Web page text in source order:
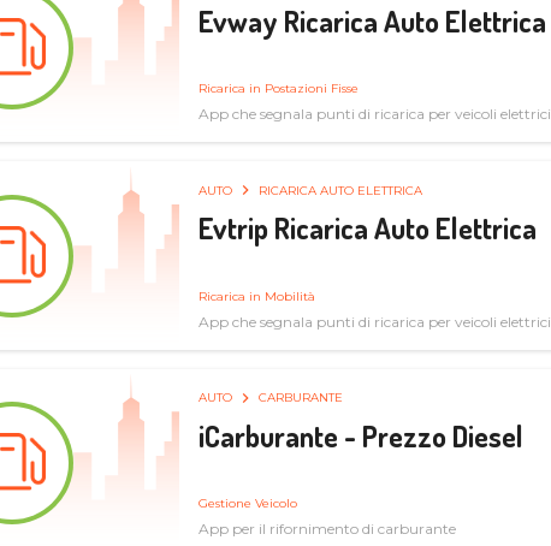
Evway Ricarica Auto Elettrica
Ricarica in Postazioni Fisse
App che segnala punti di ricarica per veicoli elettrici
AUTO RICARICA AUTO ELETTRICA
Evtrip Ricarica Auto Elettrica
Ricarica in Mobilità
App che segnala punti di ricarica per veicoli elettrici
AUTO CARBURANTE
iCarburante - Prezzo Diesel
Gestione Veicolo
App per il rifornimento di carburante